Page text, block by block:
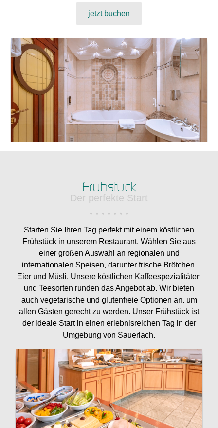
jetzt buchen
Frühstück
Der perfekte Start
Starten Sie Ihren Tag perfekt mit einem köstlichen
Frühstück in unserem Restaurant. Wählen Sie aus
einer großen Auswahl an regionalen und
internationalen Speisen, darunter frische Brötchen,
Eier und Müsli. Unsere köstlichen Kaffeespezialitäten
und Teesorten runden das Angebot ab. Wir bieten
auch vegetarische und glutenfreie Optionen an, um
allen Gästen gerecht zu werden. Unser Frühstück ist
der ideale Start in einen erlebnisreichen Tag in der
Umgebung von Sauerlach.